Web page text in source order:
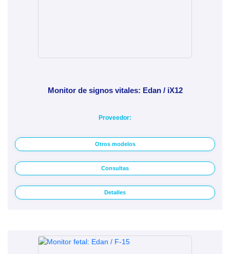
Monitor de signos vitales: Edan / iX12
Proveedor:
Otros modelos
Consultas
Detalles